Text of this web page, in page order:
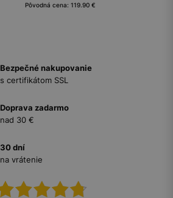
Pôvodná cena: 119.90 €
Bezpečné nakupovanie
s certifikátom SSL
Doprava zadarmo
nad 30 €
30 dní
na vrátenie